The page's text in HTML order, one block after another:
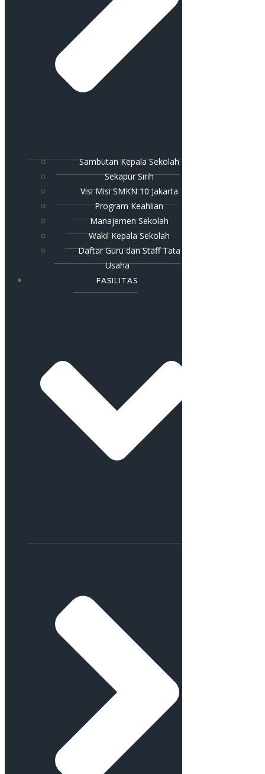
Sambutan Kepala Sekolah
Sekapur Sirih
Visi Misi SMKN 10 Jakarta
Program Keahlian
Manajemen Sekolah
Wakil Kepala Sekolah
Daftar Guru dan Staff Tata
Usaha
FASILITAS